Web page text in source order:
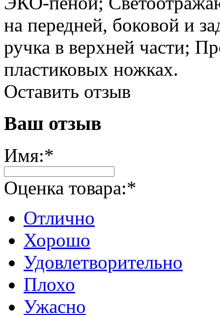
на передней, боковой и
ручка в верхней части;
пластиковых ножках.
Оставить отзыв
Ваш отзыв
Имя:*
Оценка товара:*
Отлично
Хорошо
Удовлетворительно
Плохо
Ужасно